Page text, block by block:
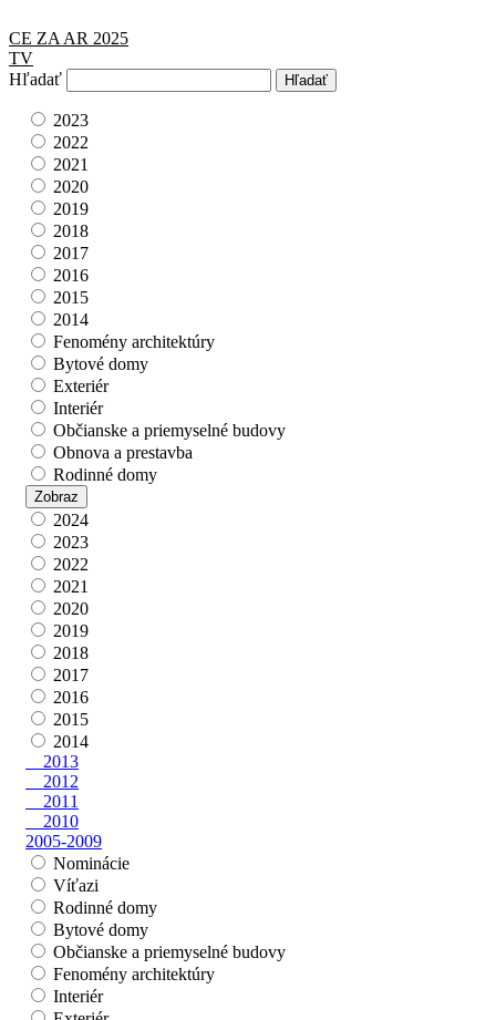
CE ZA AR 2025
TV
Hľadať
2023
2022
2021
2020
2019
2018
2017
2016
2015
2014
Fenomény architektúry
Bytové domy
Exteriér
Interiér
Občianske a priemyselné budovy
Obnova a prestavba
Rodinné domy
2024
2023
2022
2021
2020
2019
2018
2017
2016
2015
2014
2013
2012
2011
2010
2005-2009
Nominácie
Víťazi
Rodinné domy
Bytové domy
Občianske a priemyselné budovy
Fenomény architektúry
Interiér